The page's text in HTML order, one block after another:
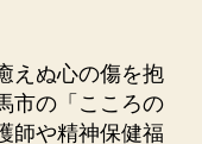
えぬ心の傷を抱
市の「こころの
師や精神保健福